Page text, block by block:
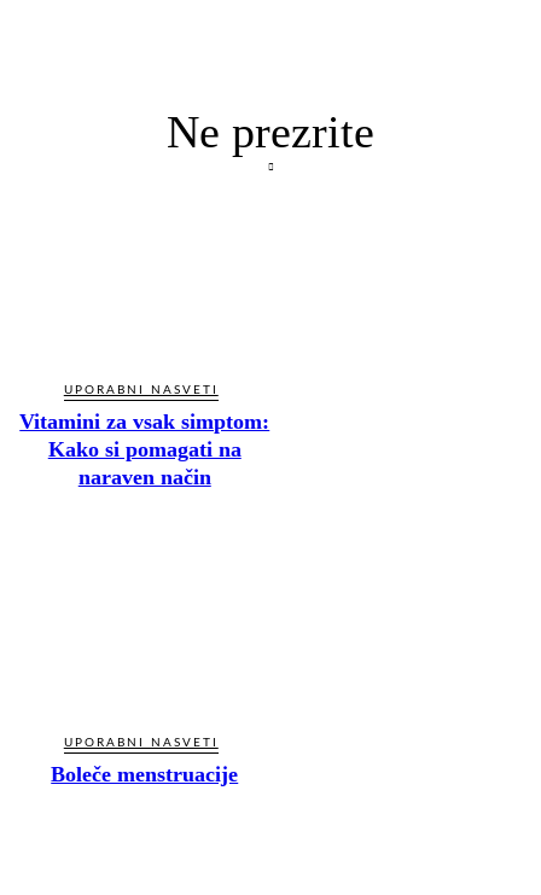
Ne prezrite
UPORABNI NASVETI
Vitamini za vsak simptom:
Kako si pomagati na
naraven način
UPORABNI NASVETI
Boleče menstruacije